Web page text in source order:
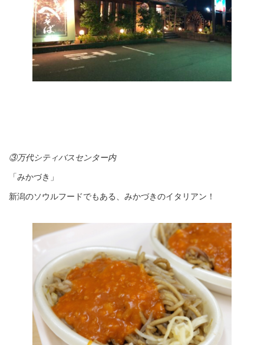
③万代シティバスセンター内
「みかづき」
新潟のソウルフードでもある、みかづきのイタリアン！